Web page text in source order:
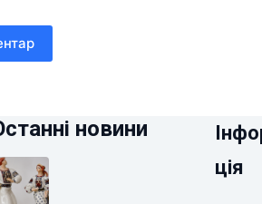
новини
ція